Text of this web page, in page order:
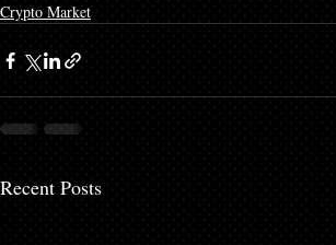
Crypto Market
Recent Posts